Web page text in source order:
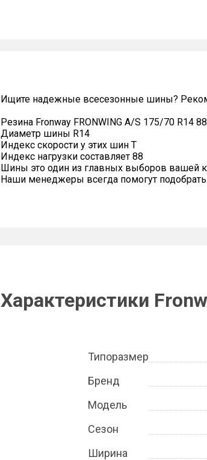
Ищите надежные всесезонные шины?
Резина Fronway FRONWING A/S 175/70 R14
Диаметр шины R14
Индекс скорости у этих шин T
Индекс нагрузки составляет 88
Шины это один из главных выборов вашей
Наши менеджеры всегда помогут
Характеристики
Типоразмер
Бренд
Модель
Сезон
Ширина